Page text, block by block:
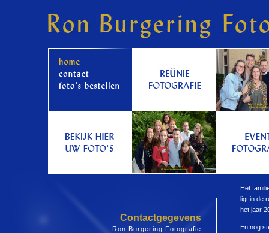
Contactgegevens
Ron Burgering Fotografie
Het
ligt in de
het jaar
En nog